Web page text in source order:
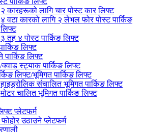
२ कारहरूको लागि चार पोस्ट कार लिफ्ट
४ वटा कारको लागि २ लेभल फोर पोस्ट पार्किङ
लिफ्ट
३ तह ४ पोस्ट पार्किङ लिफ्ट
लिफ्ट
लिफ्ट
स्ट्याक पार्किङ लिफ्ट
लिफ्ट/भूमिगत पार्किङ लिफ्ट
हाइड्रोलिक संचालित भूमिगत पार्किङ लिफ्ट
मोटर चालित भूमिगत पार्किङ लिफ्ट
प्लेटफर्म
उठाउने प्लेटफर्म